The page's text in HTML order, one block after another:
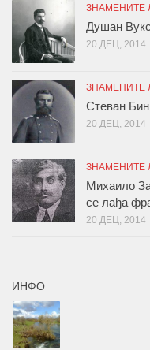
ЗНАМЕНИТЕ
Душан
20 ДЕЦ, 2014
ЗНАМЕНИТЕ
Стеван
20 ДЕЦ, 2014
ЗНАМЕНИТЕ
Михаило
се лађа
20 ДЕЦ, 2014
ИНФО